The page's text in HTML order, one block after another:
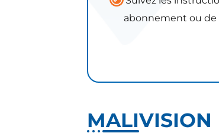
abonnement ou de
MALIVISION